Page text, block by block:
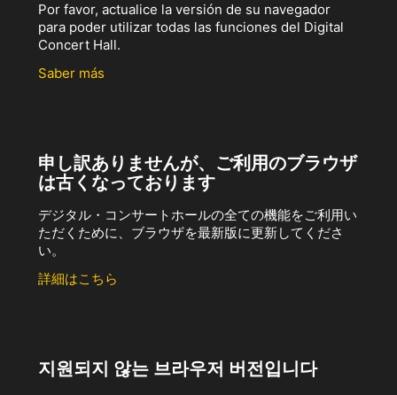
Por favor, actualice la versión de su navegador
para poder utilizar todas las funciones del Digital
Concert Hall.
Saber más
申し訳ありませんが、ご利用のブラウザ
は古くなっております
デジタル・コンサートホールの全ての機能をご利用い
ただくために、ブラウザを最新版に更新してくださ
い。
詳細はこちら
지원되지 않는 브라우저 버전입니다